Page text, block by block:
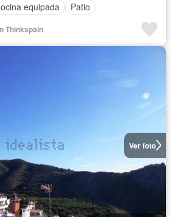
equipada Patio
Thinkspain
Ver foto